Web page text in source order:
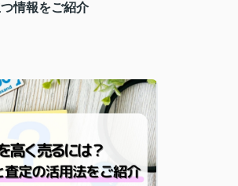
情報をご紹介